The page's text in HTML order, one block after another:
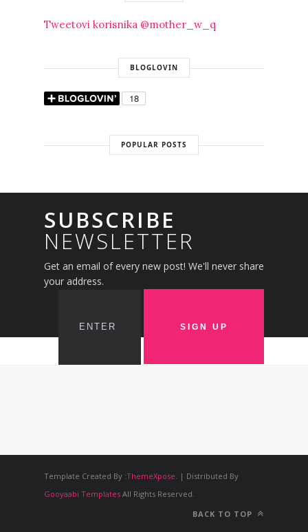
Tweetovi korisnika @mother_w_q
BLOGLOVIN
POPULAR POSTS
SUBSCRIBE
NEWSLETTER
Get an email of every new post! We'll never share
your address.
Template Created By :ThemeXpose . | Distributed By
Gooyaabi Templates All Rights Reserved.
BACK TO TOP